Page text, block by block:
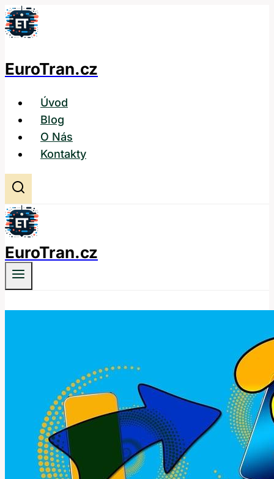
Přeskočit
na
EuroTran.cz
Úvod
Blog
O Nás
Kontakty
EuroTran.cz